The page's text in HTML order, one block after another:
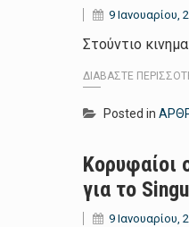
9 Ιανουαρίου,
Στούντιο
ΔΙΑΒΆΣΤΕ
Posted in
Κορυφαίοι
για το
9 Ιανουαρίου,